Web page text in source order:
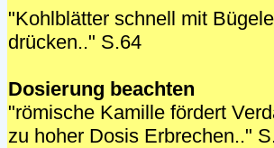
"Kohlblätter schnell mit
drücken.." S.64
Dosierung beachten
"römische Kamille fördert
zu hoher Dosis Erbrechen.."